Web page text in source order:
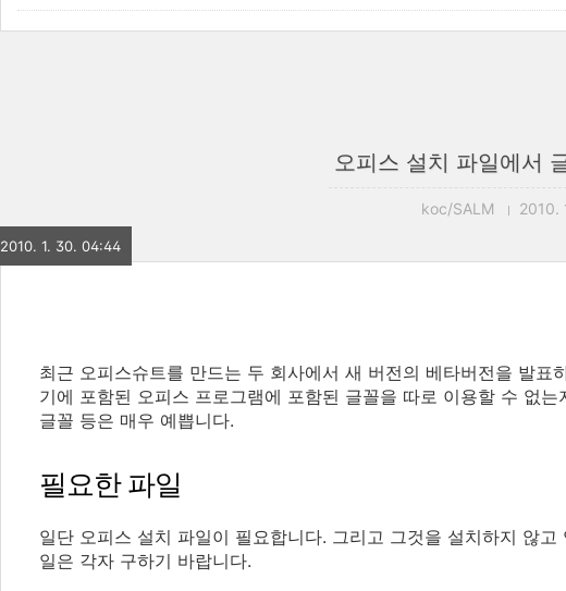
오피스 설치 파일에서
koc/SALM 2010.
2010. 1. 30. 04:44
최근 오피스슈트를 만드는 두 회사에서 새 버전의 베타버전을 발
기에 포함된 오피스 프로그램에 포함된 글꼴을 따로 이용할 수 없
글꼴 등은 매우 예쁩니다.
필요한 파일
일단 오피스 설치 파일이 필요합니다. 그리고 그것을 설치하지 않
일은 각자 구하기 바랍니다.